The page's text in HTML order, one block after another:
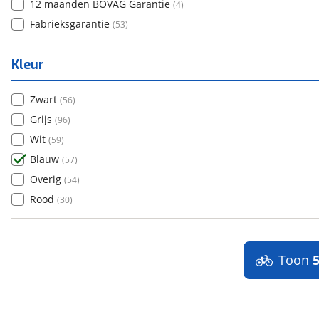
12 maanden BOVAG Garantie (4)
Fabrieksgarantie (53)
Kleur
Zwart (56)
Grijs (96)
Wit (59)
Blauw (57)
Overig (54)
Rood (30)
Toon